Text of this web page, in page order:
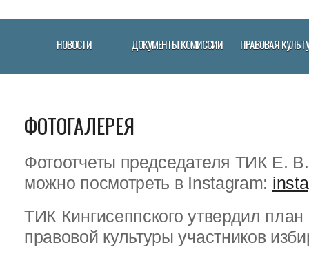
НОВОСТИ ДОКУМЕНТЫ КОМИССИИ ПРАВОВАЯ
ФОТОГАЛЕРЕЯ
Фотоотчеты председателя ТИК Е.
можно посмотреть в Instagram:
ТИК Кингисеппского утвердил
правовой культуры участников